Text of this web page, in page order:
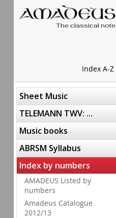
The classical note
Index A-Z
Sheet Music
TELEMANN TWV: ...
Music books
ABRSM Syllabus
Index by numbers
AMADEUS Listed by
numbers
Amadeus Catalogue
2012/13